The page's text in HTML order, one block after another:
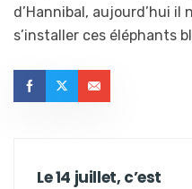
d’Hannibal, aujourd’hui il
s’installer ces éléphants
Le 14 juillet, c’est